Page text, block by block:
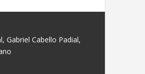
Gabriel Cabello Padial,